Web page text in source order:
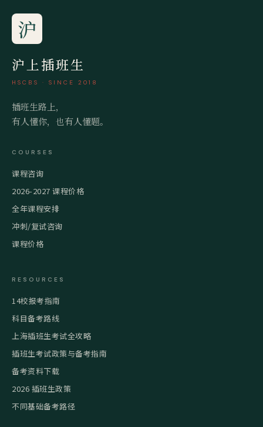
沪
沪上插班生
HSCBS · SINCE 2018
插班生路上，
有人懂你，也有人懂题。
COURSES
课程咨询
2026-2027 课程价格
全年课程安排
冲刺/复试咨询
课程价格
RESOURCES
14校报考指南
科目备考路线
上海插班生考试全攻略
插班生考试政策与备考指南
备考资料下载
2026 插班生政策
不同基础备考路径